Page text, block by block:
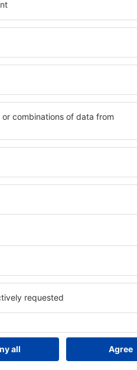
e-mail și apăsarea butonului
Companii aeriene
Tarom
Ryanair
Lufthansa
Turkish Airlines